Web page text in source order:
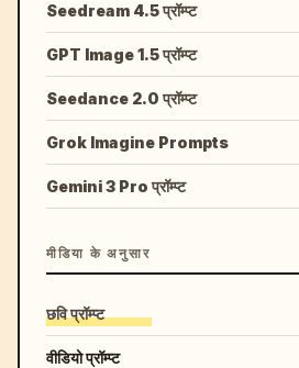
Seedream 4.5 प्रॉम्प्ट
GPT Image 1.5 प्रॉम्प्ट
Seedance 2.0 प्रॉम्प्ट
Grok Imagine Prompts
Gemini 3 Pro प्रॉम्प्ट
मीडिया के अनुसार
छवि प्रॉम्प्ट
वीडियो प्रॉम्प्ट